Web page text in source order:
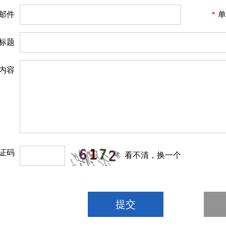
件 *
题
容
码 看不清，换一个
提交